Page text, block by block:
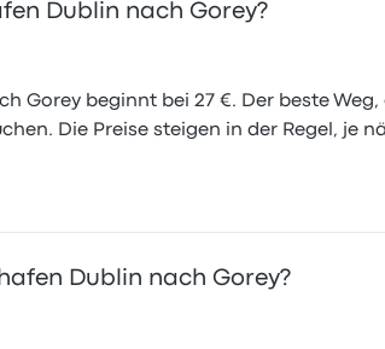
Dublin nach Gorey?
Gorey beginnt bei 27 €. Der beste
Die Preise steigen in der Regel, je
Dublin nach Gorey?